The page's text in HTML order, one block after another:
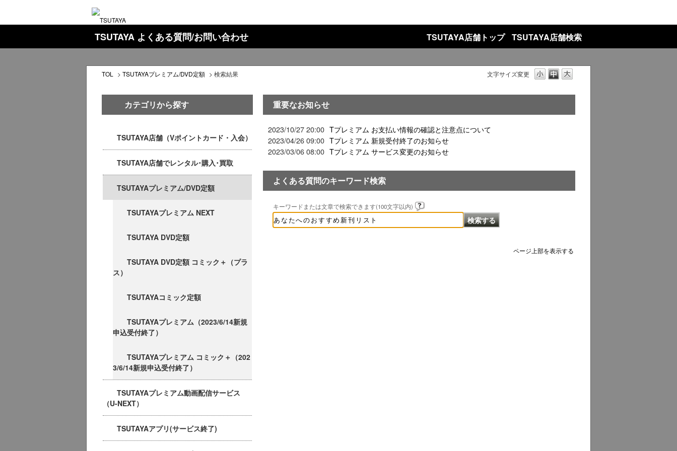
TSUTAYA よくある質問/お問い合わせ TSUTAYA店舗トップ TSUTAYA店舗検索
文字サイズ変更
TOL > TSUTAYAプレミアム/DVD定額 > 検索結果
カテゴリから探す
TSUTAYA店舗（Vポイントカード・入会）
TSUTAYA店舗でレンタル･購入･買取
TSUTAYAプレミアム/DVD定額
TSUTAYAプレミアム NEXT
TSUTAYA DVD定額
TSUTAYA DVD定額 コミック＋（プラ
ス）
TSUTAYAコミック定額
TSUTAYAプレミアム（2023/6/14新規
申込受付終了）
TSUTAYAプレミアム コミック＋（202
3/6/14新規申込受付終了）
TSUTAYAプレミアム動画配信サービス
（U-NEXT）
TSUTAYAアプリ(サービス終了)
重要なお知らせ
2023/10/27 20:00 Tプレミアム お支払い情報の確認と注意点について
2023/04/26 09:00 Tプレミアム 新規受付終了のお知らせ
2023/03/06 08:00 Tプレミアム サービス変更のお知らせ
よくある質問のキーワード検索
キーワードまたは文章で検索できます(100文字以内)
ページ上部を表示する